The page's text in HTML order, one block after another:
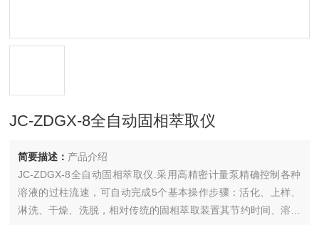
JC-ZDGX-8全自动固相萃取仪
简要描述： 产品介绍
JC-ZDGX-8全自动固相萃取仪.采用高精密计量泵精确控制各种
溶液的过柱流速，可自动完成5个基本操作步骤：活化、上样、
淋洗、干燥、洗脱，相对传统的固相萃取装置其节约时间、溶剂